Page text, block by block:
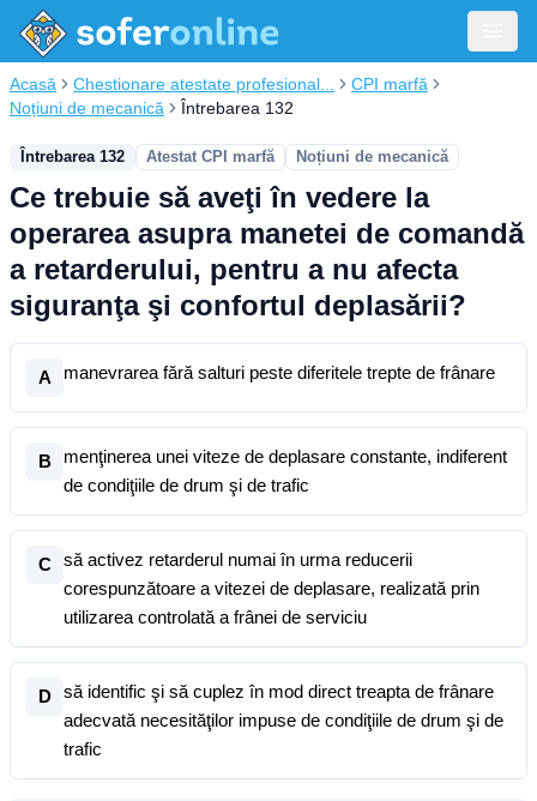
Acasă Chestionare atestate profesional...
CPI marfă
Noțiuni de mecanică
Întrebarea 132
Întrebarea 132 Atestat CPI marfă Noțiuni de mecanică
Ce trebuie să aveţi în vedere la
operarea asupra manetei de comandă
a retarderului, pentru a nu afecta
siguranţa şi confortul deplasării?
A manevrarea fără salturi peste diferitele trepte de frânare
B
menţinerea unei viteze de deplasare constante, indiferent
de condiţiile de drum şi de trafic
C
să activez retarderul numai în urma reducerii
corespunzătoare a vitezei de deplasare, realizată prin
utilizarea controlată a frânei de serviciu
D
să identific şi să cuplez în mod direct treapta de frânare
adecvată necesităţilor impuse de condiţiile de drum şi de
trafic